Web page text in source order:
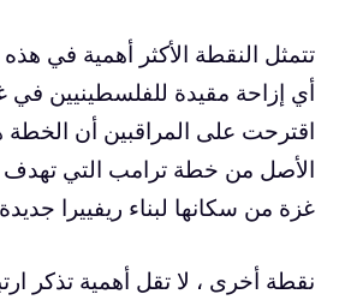
تتمثل النقطة الأكثر أهمية في
أي إزاحة مقيدة للفلسطينيين في
اقترحت على المراقبين أن
الأصل من خطة ترامب التي تهدف
غزة من سكانها لبناء ريفييرا
نقطة أخرى ، لا تقل أهمية تذكر